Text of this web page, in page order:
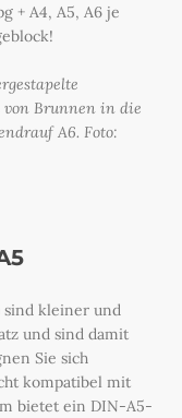
+ A4, A5, A6 je
von Brunnen in die
A6. Foto:
sind kleiner und
und sind damit
Sie sich
kompatibel mit
bietet ein DIN-A5-